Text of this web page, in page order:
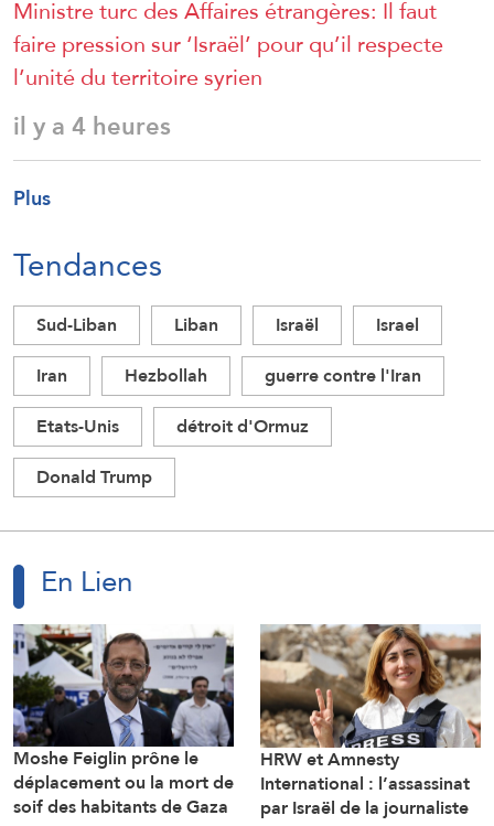
Ministre turc des Affaires étrangères: Il faut
faire pression sur ‘Israël’ pour qu’il respecte
l’unité du territoire syrien
il y a 4 heures
Plus
Tendances
Sud-Liban Liban Israël
Israel
Iran
Hezbollah
guerre contre l'Iran
Etats-Unis
détroit d'Ormuz
Donald Trump
En Lien
Moshe Feiglin prône le
déplacement ou la mort de
soif des habitants de Gaza
HRW et Amnesty
International : l’assassinat
par Israël de la journaliste